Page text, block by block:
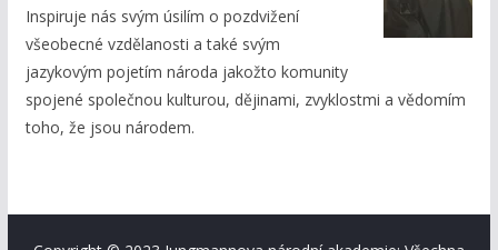
Inspiruje nás svým úsilím o pozdvižení
všeobecné vzdělanosti a také svým
jazykovým pojetím národa jakožto komunity
spojené společnou kulturou, dějinami, zvyklostmi a vědomím
toho, že jsou národem.